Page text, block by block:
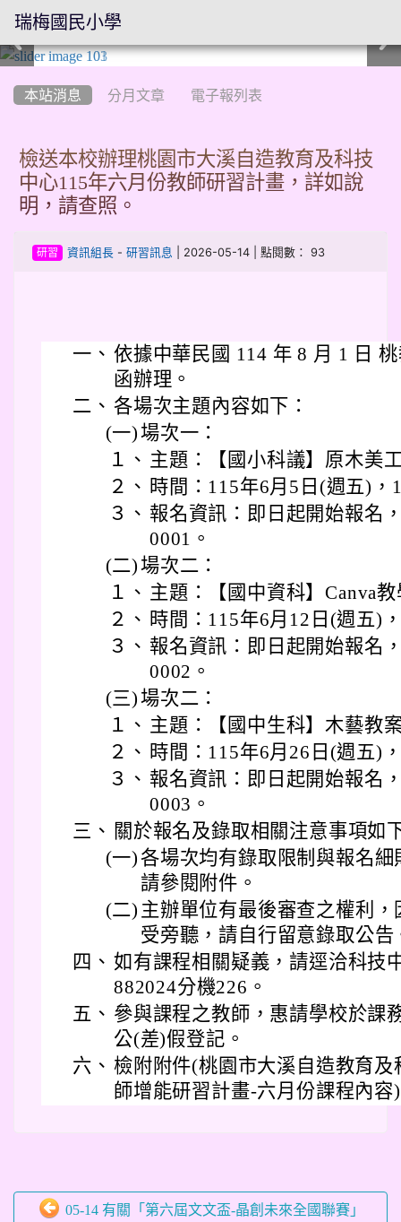
本站消息 分月文章 電子報列表
檢送本校辦理桃園市大溪自造教育及科技
中心115年六月份教師研習計畫，詳如說
明，請查照。
研習 資訊組長- 研習訊息 | 2026-05-14 | 點閱數： 93
一、 依據中華民國 114 年 8 月 1 日
函辦理。
二、 各場次主題內容如下：
(一)場次一：
１、 主題：【國小科議】原木美
２、 時間：115年6月5日(週五)，
３、 報名資訊：即日起開始報名
0001。
(二)場次二：
１、 主題：【國中資科】Canva
２、 時間：115年6月12日(週五)
３、 報名資訊：即日起開始報名
0002。
(三)場次二：
１、 主題：【國中生科】木藝教
２、 時間：115年6月26日(週五)
３、 報名資訊：即日起開始報名
0003。
三、 關於報名及錄取相關注意事項如
(一)各場次均有錄取限制與報名
請參閱附件。
(二) 主辦單位有最後審查之權利
受旁聽，請自行留意錄取公告
四、 如有課程相關疑義，請逕洽科技
882024分機226。
五、 參與課程之教師，惠請學校於課
公(差)假登記。
六、 檢附附件(桃園市大溪自造教育
師增能研習計畫-六月份課程內容
05-14 有關「第六屆文文盃-晶創未來全國聯賽」
瑞梅國民小學